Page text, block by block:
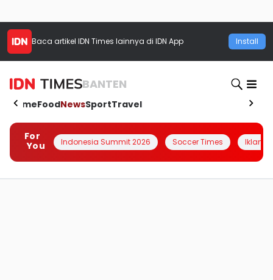
Baca artikel IDN Times lainnya di IDN App Install
BANTEN
HomeFoodNewsSportTravel
For
You
Indonesia Summit 2026 Soccer Times Iklanin